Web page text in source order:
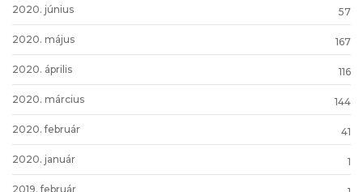
2020. június 57
2020. május 167
2020. április 116
2020. március 144
2020. február 41
2020. január 1
2019. február